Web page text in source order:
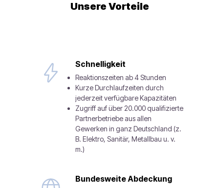
Unsere Vorteile
Schnelligkeit
Reaktionszeiten ab 4 Stunden
Kurze Durchlaufzeiten durch
jederzeit verfügbare Kapazitäten
Zugriff auf über 20.000 qualifizierte
Partnerbetriebe aus allen
Gewerken in ganz Deutschland (z.
B. Elektro, Sanitär, Metallbau u. v.
m.)
Bundesweite Abdeckung